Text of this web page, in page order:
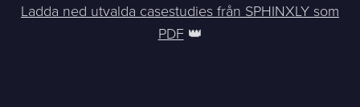
Ladda ned utvalda casestudies från SPHINXLY som
PDF 👑